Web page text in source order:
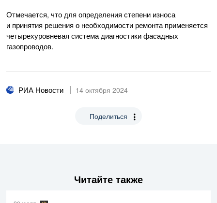
Отмечается, что для определения степени износа
и принятия решения о необходимости ремонта применяется
четырехуровневая система диагностики фасадных
газопроводов.
РИА Новости 14 октября 2024
Поделиться
Читайте также